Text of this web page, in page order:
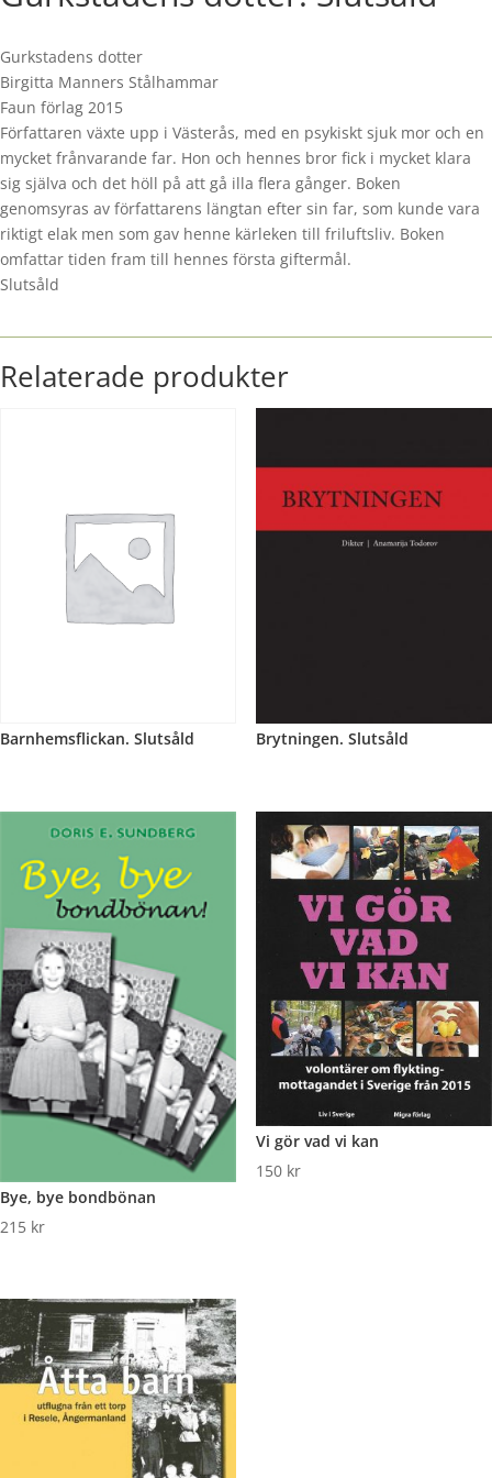
Gurkstadens dotter
Birgitta Manners Stålhammar
Faun förlag 2015
Författaren växte upp i Västerås, med en psykiskt sjuk mor och en
mycket frånvarande far. Hon och hennes bror fick i mycket klara
sig själva och det höll på att gå illa flera gånger. Boken
genomsyras av författarens längtan efter sin far, som kunde vara
riktigt elak men som gav henne kärleken till friluftsliv. Boken
omfattar tiden fram till hennes första giftermål.
Slutsåld
Relaterade produkter
Barnhemsflickan. Slutsåld Brytningen. Slutsåld
Bye, bye bondbönan
215 kr
Vi gör vad vi kan
150 kr